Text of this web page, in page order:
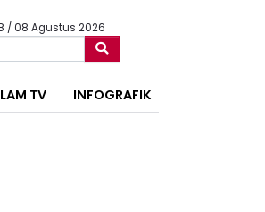
/ 08 Agustus 2026
TV INFOGRAFIK